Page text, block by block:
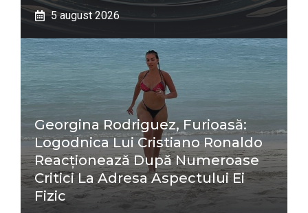
5 august 2026
Georgina Rodriguez, Furioasă:
Logodnica Lui Cristiano Ronaldo
Reacționează După Numeroase
Critici La Adresa Aspectului Ei
Fizic